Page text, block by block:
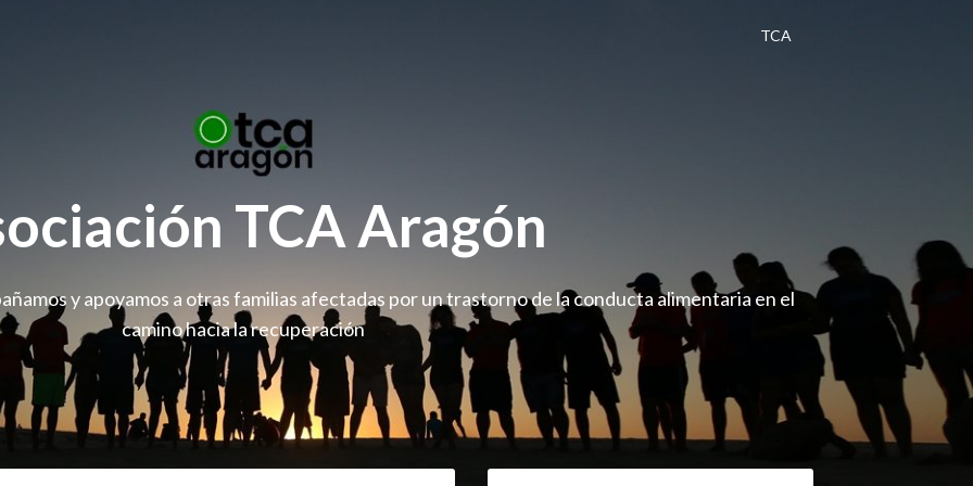
TCA
TCA Aragón
y apoyamos a otras familias afectadas por un trastorno de la conducta alimentaria en el
camino hacia la recuperación